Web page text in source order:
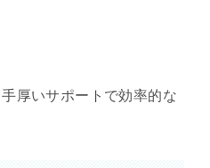
厚いサポートで効率的な